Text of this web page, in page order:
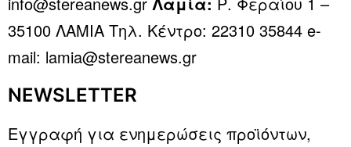
35100 ΛΑΜΙΑ Τηλ. Κέντρο: 22310 35844 e-
mail: lamia@stereanews.gr
NEWSLETTER
Εγγραφή για ενημερώσεις προϊόντων,